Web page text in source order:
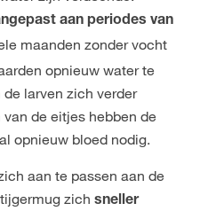
aan periodes van
maanden zonder vocht
opnieuw water te
larven zich verder
de eitjes hebben de
opnieuw bloed nodig.
aan te passen aan de
zich sneller